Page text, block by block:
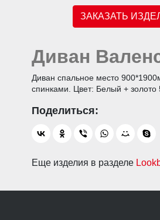
ЗАКАЗАТЬ
Диван
Диван спальное место
спинками. Цвет: Белый + золото
Еще изделия в разделе